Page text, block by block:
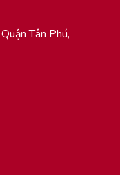
Tân Phú,